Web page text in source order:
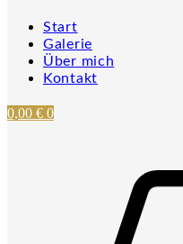
Start
Galerie
Über mich
Kontakt
0,00 € 0